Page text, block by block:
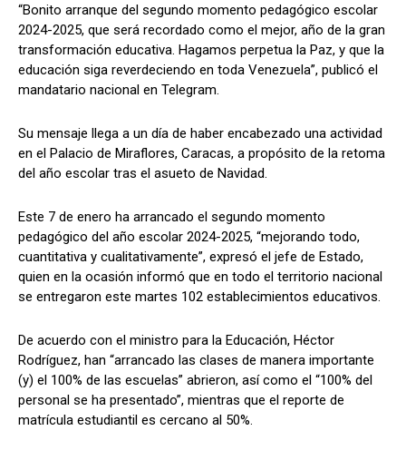
“Bonito arranque del segundo momento pedagógico escolar
2024-2025, que será recordado como el mejor, año de la gran
transformación educativa. Hagamos perpetua la Paz, y que la
educación siga reverdeciendo en toda Venezuela”, publicó el
mandatario nacional en Telegram.
Su mensaje llega a un día de haber encabezado una actividad
en el Palacio de Miraflores, Caracas, a propósito de la retoma
del año escolar tras el asueto de Navidad.
Este 7 de enero ha arrancado el segundo momento
pedagógico del año escolar 2024-2025, “mejorando todo,
cuantitativa y cualitativamente”, expresó el jefe de Estado,
quien en la ocasión informó que en todo el territorio nacional
se entregaron este martes 102 establecimientos educativos.
De acuerdo con el ministro para la Educación, Héctor
Rodríguez, han “arrancado las clases de manera importante
(y) el 100% de las escuelas” abrieron, así como el “100% del
personal se ha presentado”, mientras que el reporte de
matrícula estudiantil es cercano al 50%.